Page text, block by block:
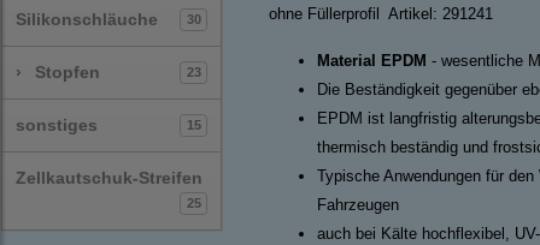
Silikonschläuche 30
› Stopfen 23
sonstiges 15
Zellkautschuk-Streifen
25
ohne Füllerprofil Artikel: 291241
Material EPDM - wesentliche
Die Beständigkeit gegenüber
EPDM ist langfristig
thermisch beständig und
Typische Anwendungen für
Fahrzeugen
auch bei Kälte hochflexibel,